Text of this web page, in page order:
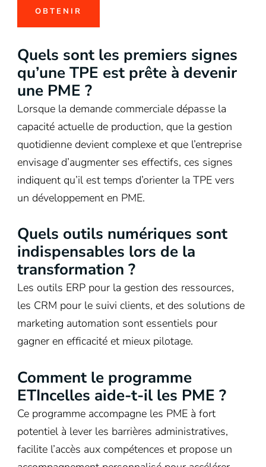
OBTENIR
Quels sont les premiers signes
qu’une TPE est prête à devenir
une PME ?
Lorsque la demande commerciale dépasse la
capacité actuelle de production, que la gestion
quotidienne devient complexe et que l’entreprise
envisage d’augmenter ses effectifs, ces signes
indiquent qu’il est temps d’orienter la TPE vers
un développement en PME.
Quels outils numériques sont
indispensables lors de la
transformation ?
Les outils ERP pour la gestion des ressources,
les CRM pour le suivi clients, et des solutions de
marketing automation sont essentiels pour
gagner en efficacité et mieux pilotage.
Comment le programme
ETIncelles aide-t-il les PME ?
Ce programme accompagne les PME à fort
potentiel à lever les barrières administratives,
facilite l’accès aux compétences et propose un